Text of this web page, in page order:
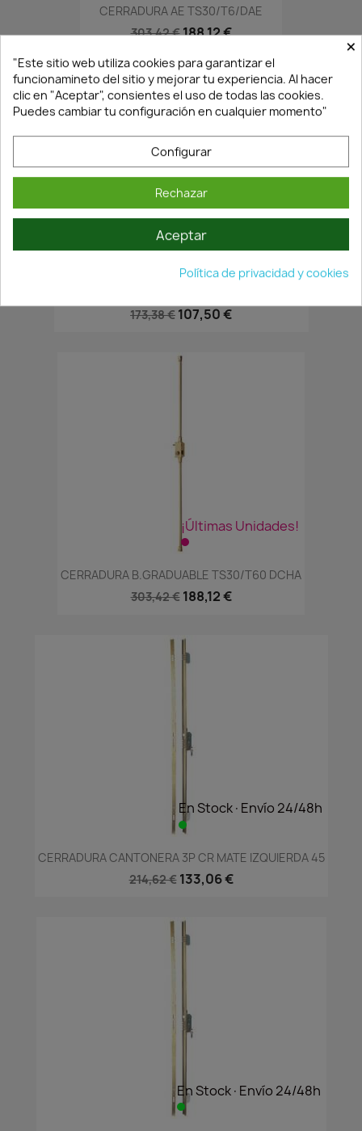
CERRADURA AE TS30/T6/DAE
303,42 €188,12 €
¡Últimas Unidades!
173,38 € 107,50 €
¡Últimas Unidades!
CERRADURA B.GRADUABLE TS30/T60 DCHA
303,42 € 188,12 €
En Stock·Envío 24/48h
CERRADURA CANTONERA 3P CR MATE IZQUIERDA 45
214,62 € 133,06 €
En Stock·Envío 24/48h
×
"Este sitio web utiliza cookies para garantizar el
funcionamineto del sitio y mejorar tu experiencia. Al hacer
clic en "Aceptar", consientes el uso de todas las cookies.
Puedes cambiar tu configuración en cualquier momento"
Configurar
Rechazar
Aceptar
Política de privacidad y cookies